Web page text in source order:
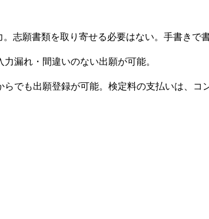
願書類を取り寄せる必要はない。手書きで
漏れ・間違いのない出願が可能。
も出願登録が可能。検定料の支払いは、コ